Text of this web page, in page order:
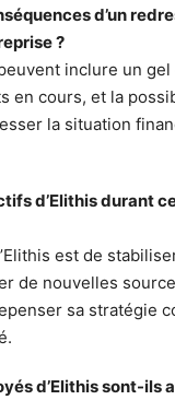
d’un
?
inclure un
en cours, et la
la situation
d’Elithis durant
est de
de nouvelles
sa stratégie
d’Elithis sont-ils